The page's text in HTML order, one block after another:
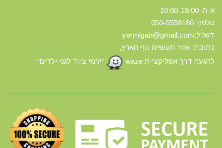
א-ה: 10:00-18:00
טלפון: 0 50-5558186
דוא"ל:yermigan@gmail.com
כתובת: אזור תעשייה נוף הארץ,
להגעה דרך אפליקציית waze
"ירמי ציוד לגני ילדים"